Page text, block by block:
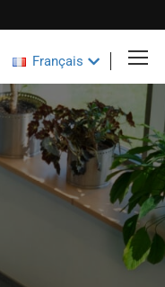
Français